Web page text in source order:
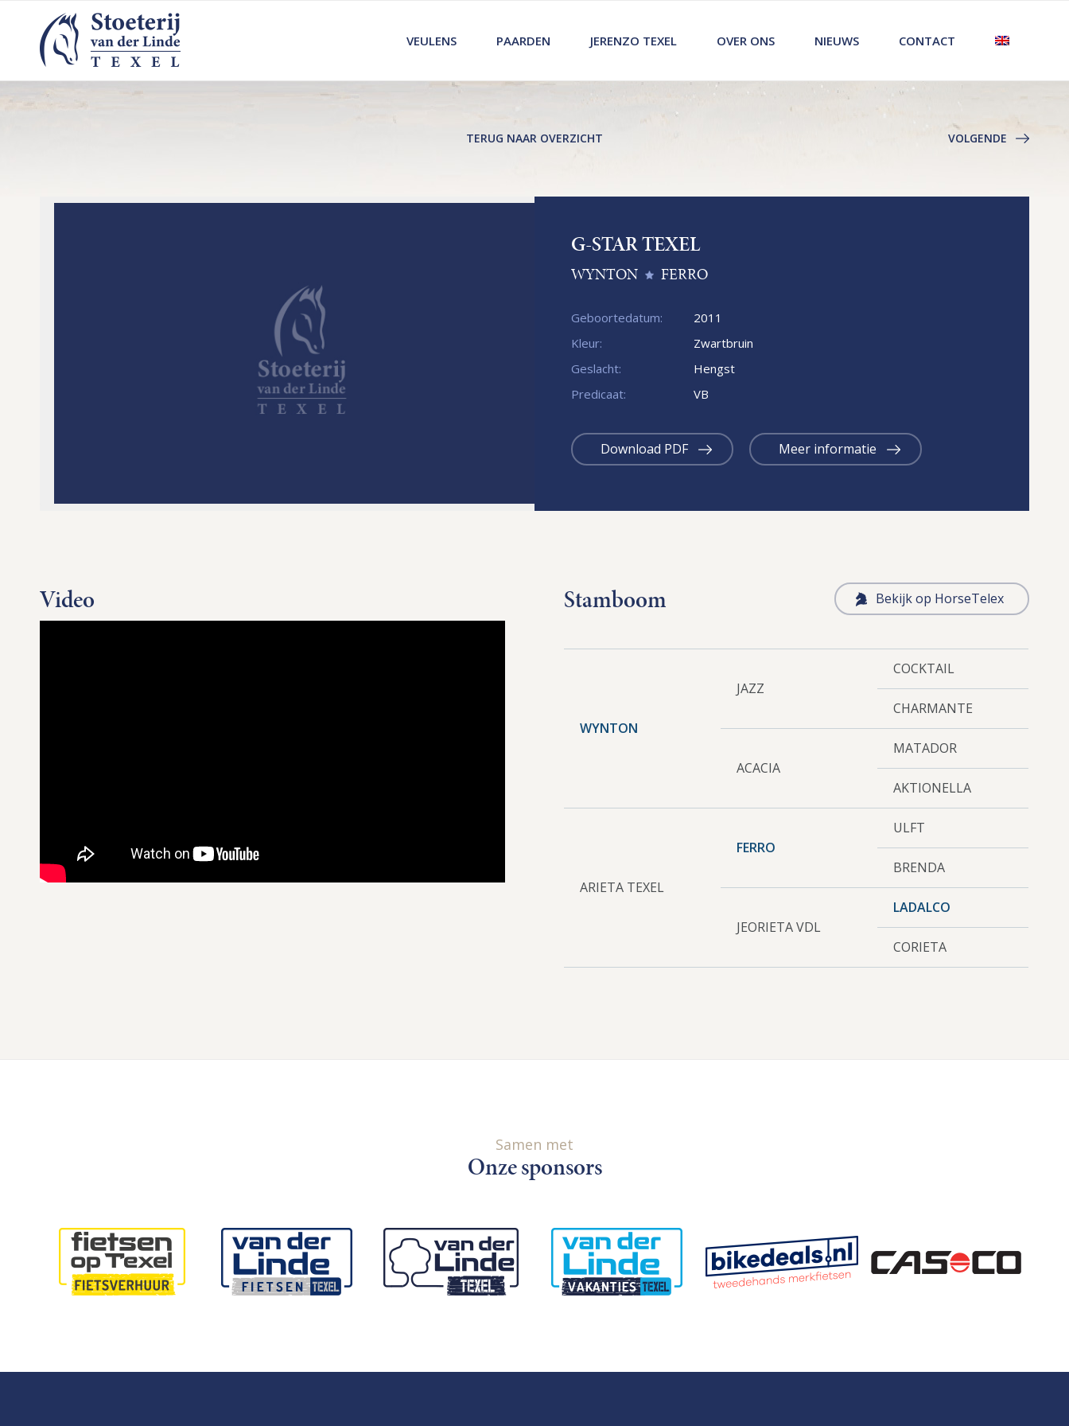
VEULENS PAARDEN JERENZO TEXEL OVER ONS NIEUWS CONTACT
TERUG NAAR OVERZICHT VOLGENDE
G-STAR TEXEL
WYNTON FERRO
Geboortedatum:
2011
Kleur:
Zwartbruin
Geslacht:
Hengst
Predicaat:
VB
Download PDF Meer informatie
Video Stamboom Bekijk op HorseTelex
WYNTON
JAZZ
COCKTAIL
CHARMANTE
ACACIA
MATADOR
AKTIONELLA
ARIETA TEXEL
FERRO
ULFT
BRENDA
JEORIETA VDL
LADALCO
CORIETA
Samen met
Onze sponsors